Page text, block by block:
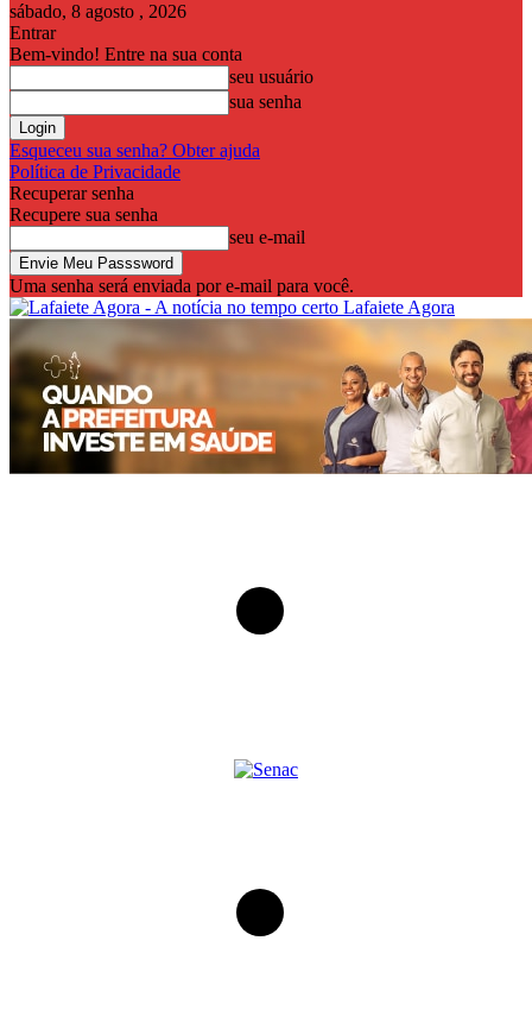
sábado, 8 agosto , 2026
Entrar
Bem-vindo! Entre na sua conta
seu usuário
sua senha
Esqueceu sua senha? Obter ajuda
Política de Privacidade
Recuperar senha
Recupere sua senha
seu e-mail
Uma senha será enviada por e-mail para você.
Lafaiete Agora